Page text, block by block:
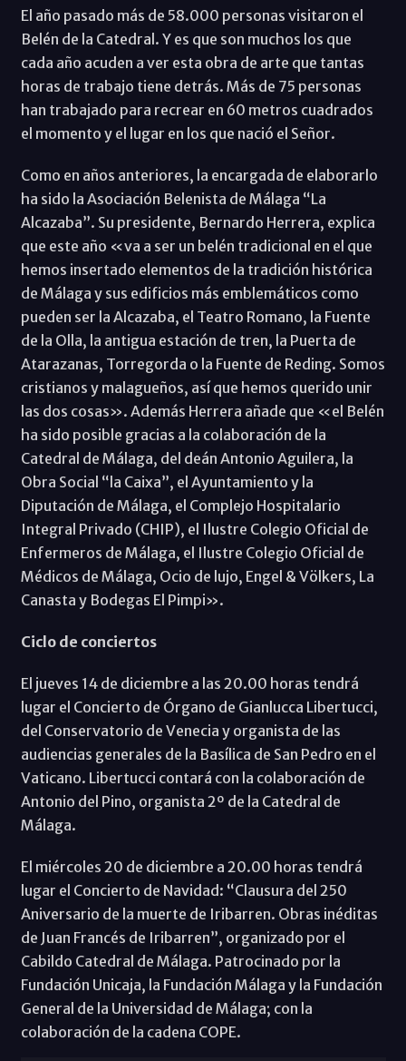
El año pasado más de 58.000 personas visitaron el
Belén de la Catedral. Y es que son muchos los que
cada año acuden a ver esta obra de arte que tantas
horas de trabajo tiene detrás. Más de 75 personas
han trabajado para recrear en 60 metros cuadrados
el momento y el lugar en los que nació el Señor.
Como en años anteriores, la encargada de elaborarlo
ha sido la Asociación Belenista de Málaga “La
Alcazaba”. Su presidente, Bernardo Herrera, explica
que este año «va a ser un belén tradicional en el que
hemos insertado elementos de la tradición histórica
de Málaga y sus edificios más emblemáticos como
pueden ser la Alcazaba, el Teatro Romano, la Fuente
de la Olla, la antigua estación de tren, la Puerta de
Atarazanas, Torregorda o la Fuente de Reding. Somos
cristianos y malagueños, así que hemos querido unir
las dos cosas». Además Herrera añade que «el Belén
ha sido posible gracias a la colaboración de la
Catedral de Málaga, del deán Antonio Aguilera, la
Obra Social “la Caixa”, el Ayuntamiento y la
Diputación de Málaga, el Complejo Hospitalario
Integral Privado (CHIP), el Ilustre Colegio Oficial de
Enfermeros de Málaga, el Ilustre Colegio Oficial de
Médicos de Málaga, Ocio de lujo, Engel & Völkers, La
Canasta y Bodegas El Pimpi».
Ciclo de conciertos
El jueves 14 de diciembre a las 20.00 horas tendrá
lugar el Concierto de Órgano de Gianlucca Libertucci,
del Conservatorio de Venecia y organista de las
audiencias generales de la Basílica de San Pedro en el
Vaticano. Libertucci contará con la colaboración de
Antonio del Pino, organista 2º de la Catedral de
Málaga.
El miércoles 20 de diciembre a 20.00 horas tendrá
lugar el Concierto de Navidad: “Clausura del 250
Aniversario de la muerte de Iribarren. Obras inéditas
de Juan Francés de Iribarren”, organizado por el
Cabildo Catedral de Málaga. Patrocinado por la
Fundación Unicaja, la Fundación Málaga y la Fundación
General de la Universidad de Málaga; con la
colaboración de la cadena COPE.